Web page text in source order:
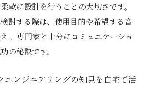
軟に設計を行うことの大切さです。
討する際は、使用目的や希望する音
、専門家と十分にコミュニケーショ
の秘訣です。
エンジニアリングの知見を自宅で活